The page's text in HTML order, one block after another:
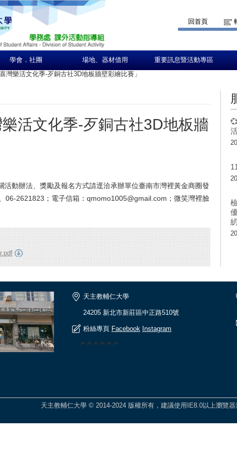
回首頁
學會．社團 場地、器材借用 重要訊息暨活動專區
喜灣樂活文化季-歹銅古社3D地板牆壁彩繪比賽」
樂活文化季-歹銅古社3D地板牆
活動辦法、獎勵及報名方式請逕洽承辦單位臺南市灣裡黃金商圈發
06-2621823；電子信箱：qmomo1005@gmail.com；微笑灣裡臉
天主教輔仁大學
24205 新北市新莊區中正路510號
粉絲專頁 Facebook Instagram
🎆🎆🎆🎆🎆🎆
天主教輔仁大學 © 2014-2024 版權所有，建議使用IE8.0以上瀏覽器